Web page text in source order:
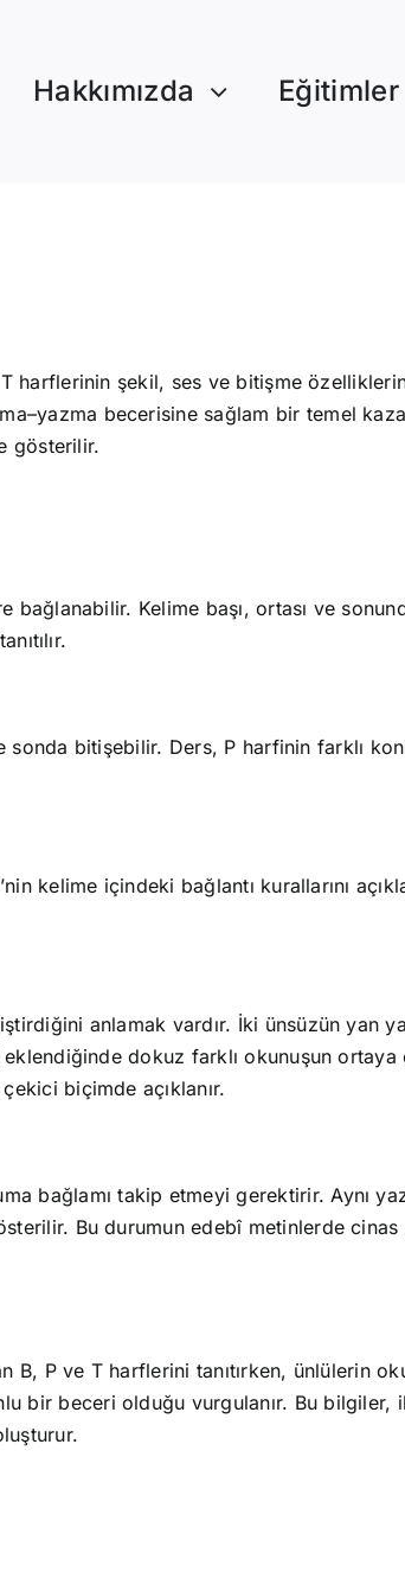
Hakkımızda Eğitimler
harflerinin şekil, ses ve bitişme
becerisine sağlam bir temel
gösterilir.
Kelime başı, ortası ve
bitişebilir. Ders, P harfinin farklı
kelime içindeki bağlantı kurallarını
anlamak vardır. İki ünsüzün yan
dokuz farklı okunuşun ortaya
biçimde açıklanır.
bağlamı takip etmeyi gerektirir. Aynı
Bu durumun edebî metinlerde
P ve T harflerini tanıtırken, ünlülerin
bir beceri olduğu vurgulanır. Bu bilgiler,